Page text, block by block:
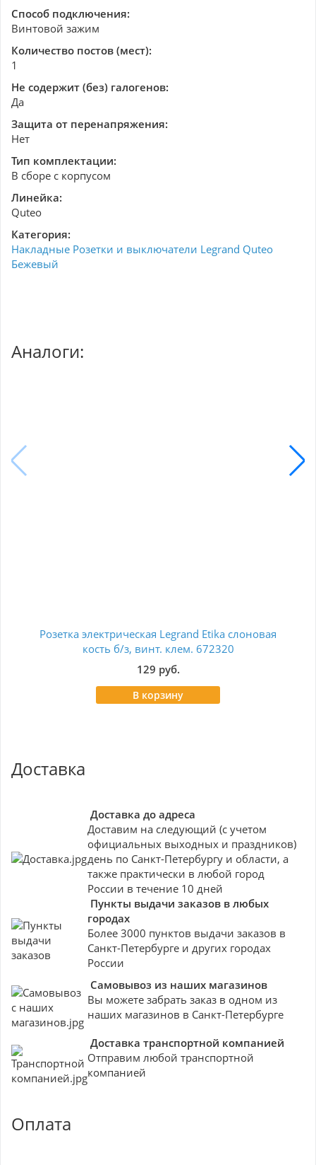
Способ подключения:
Винтовой зажим
Количество постов (мест):
1
Не содержит (без) галогенов:
Да
Защита от перенапряжения:
Нет
Тип комплектации:
В сборе с корпусом
Линейка:
Quteo
Категория:
Накладные Розетки и выключатели Legrand Quteo
Бежевый
Аналоги:
Розетка электрическая Legrand Etika слоновая
кость б/з, винт. клем. 672320
129 руб.
В корзину
Доставка
Доставка до адреса
Доставим на следующий (с учетом
официальных выходных и праздников)
день по Санкт-Петербургу и области, а
также практически в любой город
России в течение 10 дней
Пункты выдачи заказов в любых
городах
Более 3000 пунктов выдачи заказов в
Санкт-Петербурге и других городах
России
Самовывоз из наших магазинов
Вы можете забрать заказ в одном из
наших магазинов в Санкт-Петербурге
Доставка транспортной компанией
Отправим любой транспортной
компанией
Оплата